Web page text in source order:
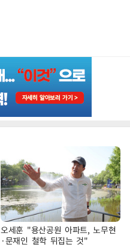
오세훈 "용산공원 아파트, 노무현
·문재인 철학 뒤집는 것"